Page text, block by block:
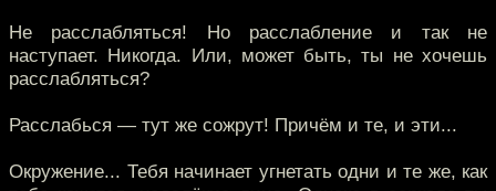
Не расслабляться! Но расслабление и так не
наступает. Никогда. Или, может быть, ты не хочешь
расслабляться?
Расслабься — тут же сожрут! Причём и те, и эти...
Окружение... Тебя начинает угнетать одни и те же, как